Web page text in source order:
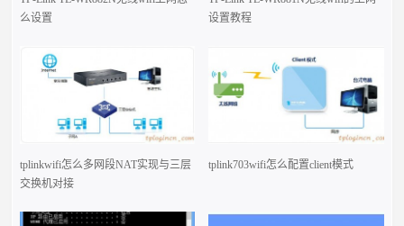
么设置
设置教程
tplinkwifi怎么多网段NAT实现与三层
交换机对接
tplink703wifi怎么配置client模式